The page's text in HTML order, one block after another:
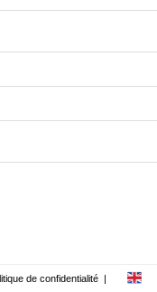
de confidentialité |